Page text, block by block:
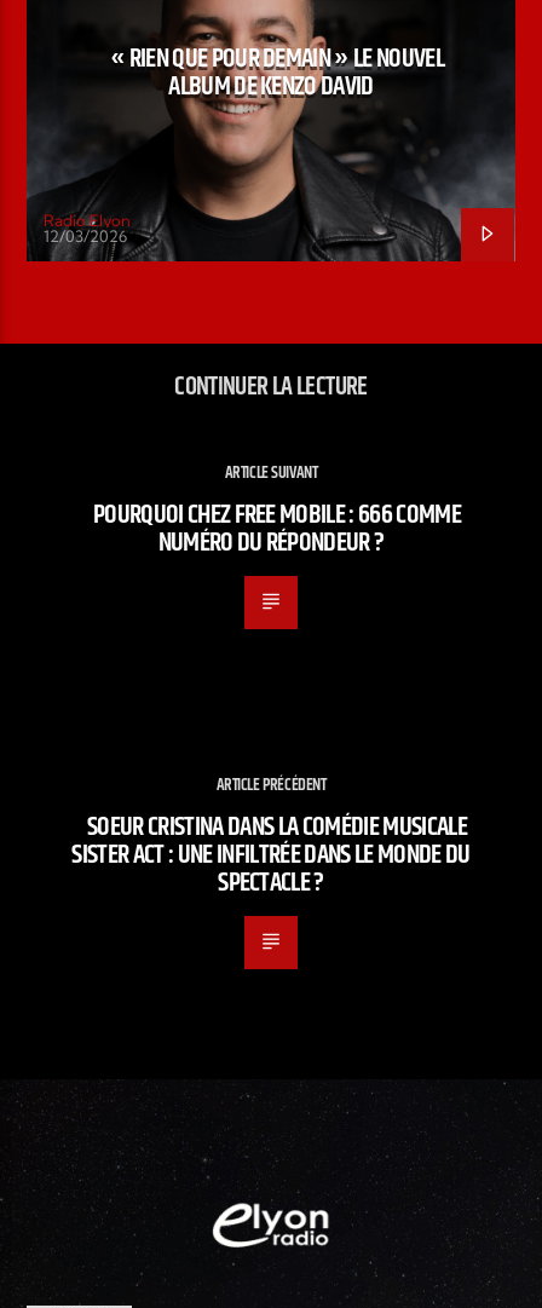
« RIEN QUE POUR DEMAIN » LE NOUVEL
ALBUM DE KENZO DAVID
Radio Elyon
12/03/2026
CONTINUER LA LECTURE
ARTICLE SUIVANT
POURQUOI CHEZ FREE MOBILE : 666 COMME
NUMÉRO DU RÉPONDEUR ?
ARTICLE PRÉCÉDENT
SOEUR CRISTINA DANS LA COMÉDIE MUSICALE
SISTER ACT : UNE INFILTRÉE DANS LE MONDE DU
SPECTACLE ?